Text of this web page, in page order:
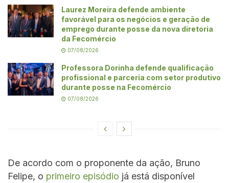
Laurez Moreira defende ambiente
favorável para os negócios e geração de
emprego durante posse da nova diretoria
da Fecomércio
07/08/2026
Professora Dorinha defende qualificação
profissional e parceria com setor produtivo
durante posse na Fecomércio
07/08/2026
De acordo com o proponente da ação, Bruno
Felipe, o primeiro episódio já está disponível